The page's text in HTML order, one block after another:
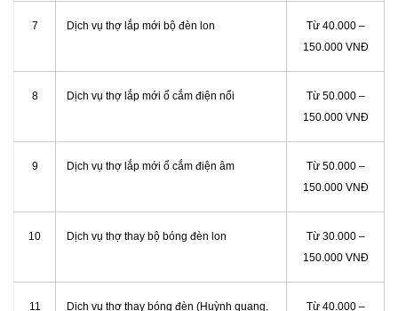
7 Dịch vụ thợ lắp mới bộ đèn lon
Từ 40.000 –
150.000 VNĐ
8 Dịch vụ thợ lắp mới ổ cắm điện nổi
Từ 50.000 –
150.000 VNĐ
9 Dịch vụ thợ lắp mới ổ cắm điện âm
Từ 50.000 –
150.000 VNĐ
10 Dịch vụ thợ thay bộ bóng đèn lon
Từ 30.000 –
150.000 VNĐ
11
Dịch vụ thợ thay bóng đèn (Huỳnh quang,
Từ 40.000 –